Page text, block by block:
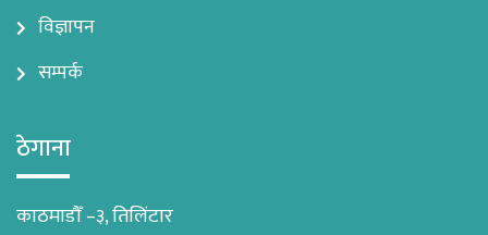
विज्ञापन
सम्पर्क
ठेगाना
काठमाडौँ –३, तिलिंटार